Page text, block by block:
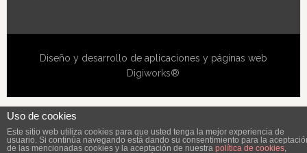
Diseño y desarrollo de aplicaciones y páginas web
Digiworks®
Uso de cookies
Este sitio web utiliza cookies para que usted tenga la mejor experiencia de
usuario. Si continúa navegando está dando su consentimiento para la
de las mencionadas cookies y la aceptación de nuestra política de cookies,